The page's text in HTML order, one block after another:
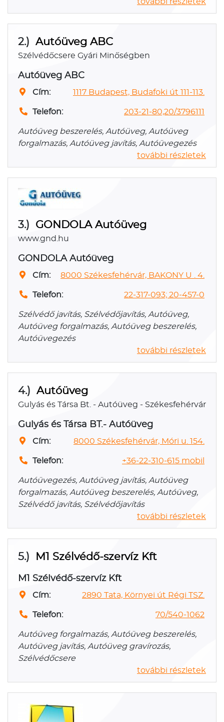
2.) Autóüveg ABC
Szélvédőcsere Gyári Minőségben
Autóüveg ABC
Cím: 1117 Budapest, Budafoki út 111-113.
Telefon: 203-21-80,20/3796111
Autóüveg beszerelés, Autóüveg, Autóüveg
forgalmazás, Autóüveg javítás, Autóüvegezés
további részletek
3.) GONDOLA Autóüveg
www.gnd.hu
GONDOLA Autóüveg
Cím: 8000 Székesfehérvár, BAKONY U . 4.
Telefon: 22-317-093; 20-457-0
Szélvédő javítás, Szélvédőjavítás, Autóüveg,
Autóüveg forgalmazás, Autóüveg beszerelés,
Autóüvegezés
további részletek
4.) Autóüveg
Gulyás és Társa Bt. - Autóüveg - Székesfehérvár
Gulyás és Társa BT.- Autóüveg
Cím: 8000 Székesfehérvár, Móri u. 154.
Telefon: +36-22-310-615 mobil
Autóüvegezés, Autóüveg javítás, Autóüveg
forgalmazás, Autóüveg beszerelés, Autóüveg,
Szélvédő javítás, Szélvédőjavítás
további részletek
5.) M1 Szélvédő-szervíz Kft
M1 Szélvédő-szervíz Kft
Cím: 2890 Tata, Környei út Régi TSZ.
Telefon: 70/540-1062
Autóüveg forgalmazás, Autóüveg beszerelés,
Autóüveg javítás, Autóüveg gravírozás,
Szélvédőcsere
további részletek